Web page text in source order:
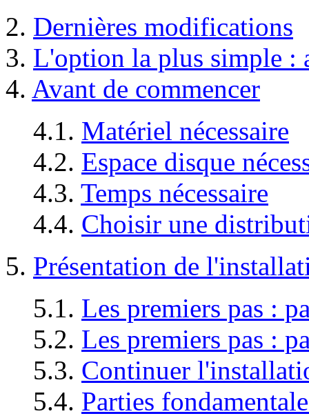
2. Dernières modifications
3. L'option la plus simple :
4. Avant de commencer
4.1. Matériel nécessaire
4.2. Espace disque
4.3. Temps nécessaire
4.4. Choisir une
5. Présentation de
5.1. Les premiers pas :
5.2. Les premiers pas :
5.3. Continuer
5.4. Parties